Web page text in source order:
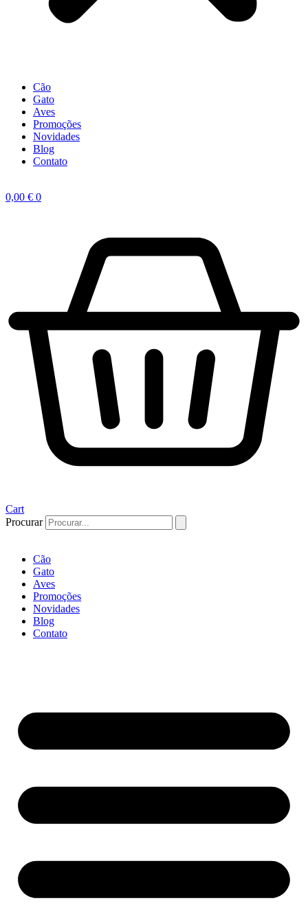
Cão
Gato
Aves
Promoções
Novidades
Blog
Contato
0,00 € 0
Cart
Procurar
Cão
Gato
Aves
Promoções
Novidades
Blog
Contato